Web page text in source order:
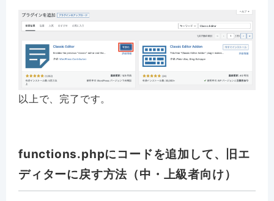
以上で、完了です。
functions.phpにコードを追加して、旧エ
ディターに戻す方法（中・上級者向け）